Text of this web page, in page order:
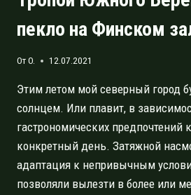
пекло на Финском
ОтO. 12.07.2021
Этим летом мой северный город
солнцем. Или плавит, в
гастрономических предпочтений
конкретный день. Затяжной
адаптация к непривычным
позволяли вылезти в более или